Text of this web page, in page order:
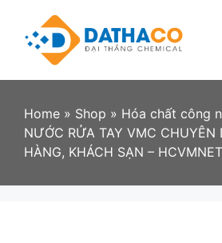
content
Home » Shop » Hóa chất công
NƯỚC RỬA TAY VMC CHUYÊN
HÀNG, KHÁCH SẠN – HCVMNET